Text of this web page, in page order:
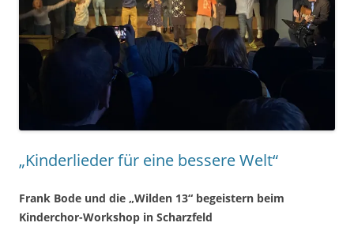
„Kinderlieder für eine bessere Welt“
Frank Bode und die „Wilden 13“ begeistern beim
Kinderchor-Workshop in Scharzfeld